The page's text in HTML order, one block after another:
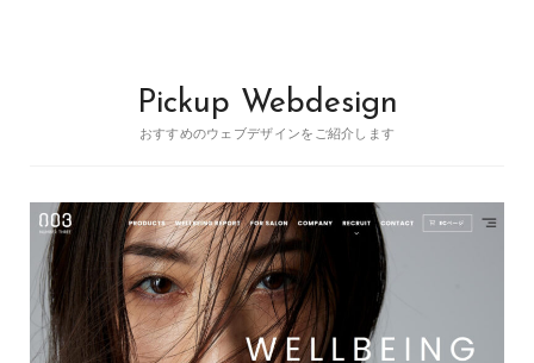
Pickup Webdesign
おすすめのウェブデザインをご紹介します